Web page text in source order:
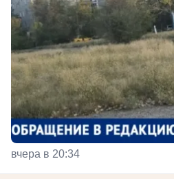
вчера в 20:34